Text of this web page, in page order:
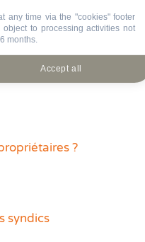
?
syndics
any time via the "cookies" footer
object to processing activities not
months.
Accept all